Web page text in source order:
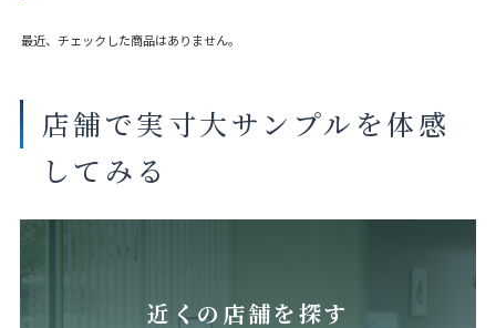
最近、チェックした商品はありません。
店舗で実寸大サンプルを体感
してみる
近くの店舗を探す